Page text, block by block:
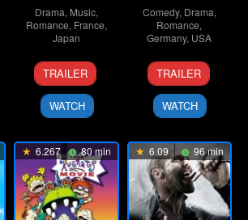
Drama, Music,
Romance, France,
Japan
23
Jan
2026
Koji
Fukada
TRAILER
WATCH
Comedy, Drama,
Romance,
Germany, USA
24
Mar
2008
George
Clooney
TRAILER
WATCH
6.267 80 min 6.09 96 min